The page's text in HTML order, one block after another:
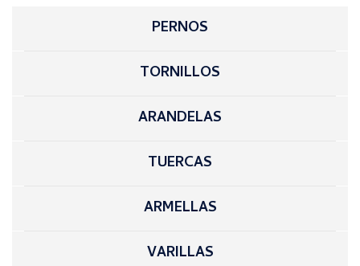
PERNOS
TORNILLOS
ARANDELAS
TUERCAS
ARMELLAS
VARILLAS